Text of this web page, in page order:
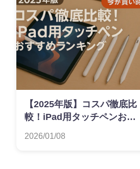
【2025年版】コスパ徹底比
較！iPad用タッチペンおす
2026/01/08